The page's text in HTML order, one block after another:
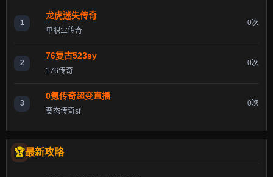
1
龙虎迷失传奇
单职业传奇
0次
2
76复古523sy
176传奇
0次
3
0氪传奇超变直播
变态传奇sf
0次
最新攻略